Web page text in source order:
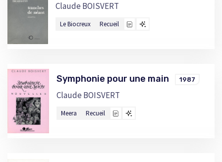
Claude BOISVERT
Le Biocreux Recueil
Symphonie pour une main 1987
Claude BOISVERT
Meera Recueil